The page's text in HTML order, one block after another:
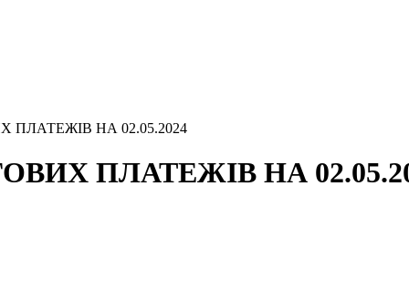
НА 02.05.2024
ПЛАТЕЖІВ НА